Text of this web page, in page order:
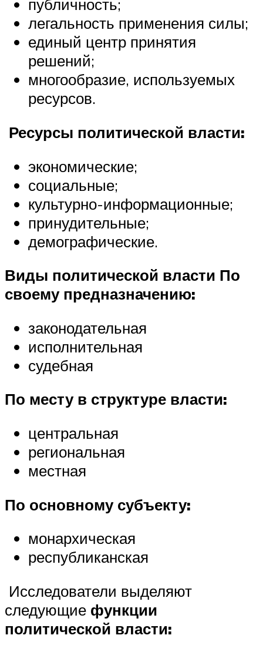
публичность;
легальность применения силы;
единый центр принятия
решений;
многообразие, используемых
ресурсов.
Ресурсы политической власти:
экономические;
социальные;
культурно-информационные;
принудительные;
демографические.
Виды политической власти По
своему предназначению:
законодательная
исполнительная
судебная
По месту в структуре власти:
центральная
региональная
местная
По основному субъекту:
монархическая
республиканская
Исследователи выделяют
следующие функции
политической власти: